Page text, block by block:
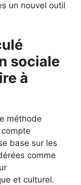
un nouvel outil
sociale
à
méthode
base sur les
comme
et culturel.